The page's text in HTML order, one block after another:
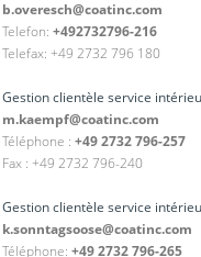
b.overesch@coatinc.com
Telefon: +492732796-216
Telefax: +49 2732 796 180
Gestion clientèle service
m.kaempf@coatinc.com
Téléphone : +49 2732 796-257
Fax : +49 2732 796-240
Gestion clientèle service
k.sonntagsoose@coatinc.com
Téléphone: +49 2732 796-265